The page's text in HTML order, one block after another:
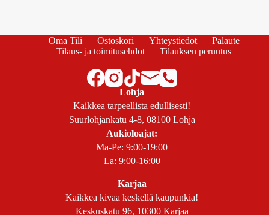
Oma Tili Ostoskori Yhteystiedot
Palaute
Tilaus- ja toimitusehdot
Tilauksen peruutus
Lohja
Kaikkea tarpeellista edullisesti!
Suurlohjankatu 4-8, 08100 Lohja
Aukioloajat:
Ma-Pe: 9:00-19:00
La: 9:00-16:00
Karjaa
Kaikkea kivaa keskellä kaupunkia!
Keskuskatu 96, 10300 Karjaa